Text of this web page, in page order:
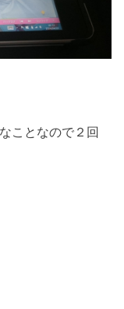
ことなので２回